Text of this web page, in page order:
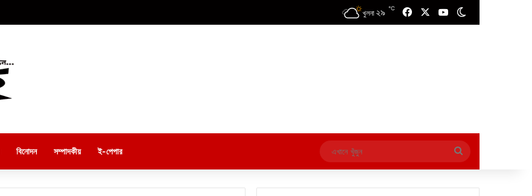
খুলনা ২৯ ℃ FacebookYouTube
বিনোদন সম্পাদকীয় ই-পেপার
এখানে
খুঁজুন